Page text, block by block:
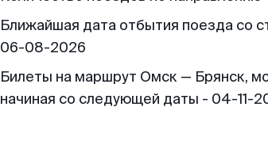
Ближайшая дата отбытия поезда со
06-08-2026
Билеты на маршрут Омск — Брянск,
начиная со следующей даты - 04-11-